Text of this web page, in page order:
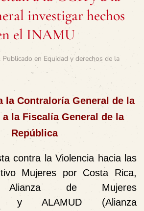
investigar hechos
el INAMU
. Publicado en Equidad y derechos de la
la Contraloría General de la
la Fiscalía General de la
República
contra la Violencia hacia las
Mujeres por Costa Rica,
Alianza de Mujeres
y ALAMUD (Alianza